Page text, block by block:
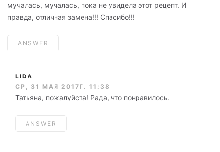
мучалась, мучалась, пока не увидела этот рецепт. И
правда, отличная замена!!! Спасибо!!!
ANSWER
LIDA
СР, 31 МАЯ 2017Г. 11:38
Татьяна, пожалуйста! Рада, что понравилось.
ANSWER